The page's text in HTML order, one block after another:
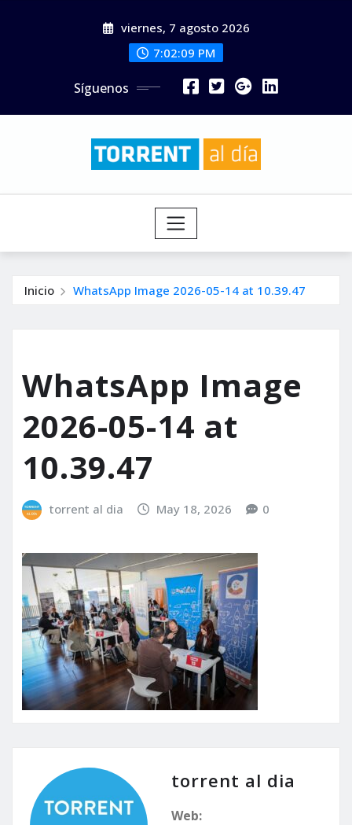
viernes, 7 agosto 2026
7:02:10 PM
Síguenos
Inicio WhatsApp Image 2026-05-14 at 10.39.47
WhatsApp Image
2026-05-14 at
10.39.47
torrent al dia May 18, 2026 0
torrent al dia
Web: